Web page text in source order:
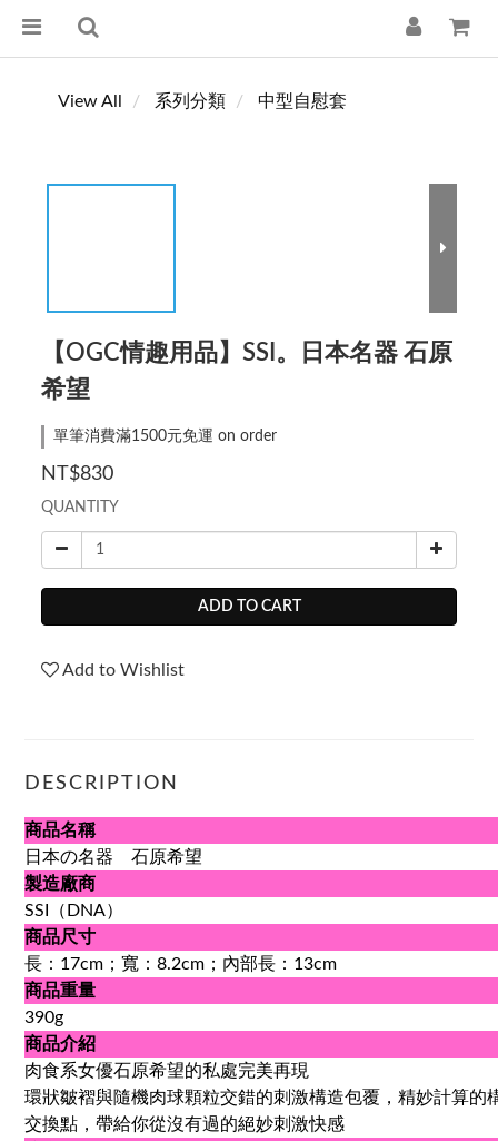
View All 系列分類 中型自慰套
【OGC情趣用品】SSI。日本名器 石原
希望
單筆消費滿1500元免運 on order
NT$830
QUANTITY
ADD TO CART
Add to Wishlist
DESCRIPTION
商品名稱
日本の名器 石原希望
製造廠商
SSI（DNA）
商品尺寸
長：17cm；寬：8.2cm；內部長：13cm
商品重量
390g
商品介紹
肉食系女優石原希望的私處完美再現
環狀皺褶與隨機肉球顆粒交錯的刺激構造包覆，精妙計算的
交換點，帶給你從沒有過的絕妙刺激快感